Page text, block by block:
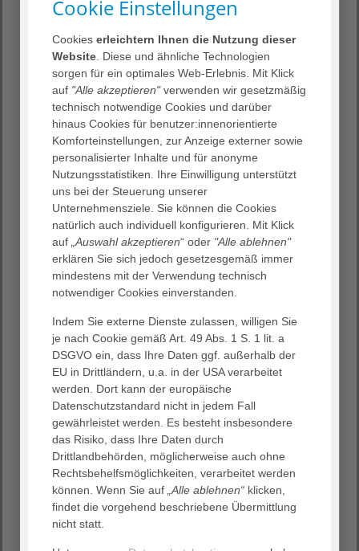
Pumpe).
Über welchen Bereich erstreckt sich in etwa das
Einzugsgebiet der Entbindungsstation? Wird es sich
voraussichtlich durch die Schließung der Geburtsklinik
Neu-Mariahilf in Göttingen und der Geburtsstation der
Helios-Klinik in Herzberg am Harz verändern?
Das Einzugsgebiet erstreckt sich über den gesamten
Landkreis/Stadt Göttingen, Witzenhausen, Duderstadt,
Hann. Münden und Northeim.
Wir erwarten einen Anstieg bei den Geburten und sind
auf diese veränderte Situation sehr gut vorbereitet.
Wie viele Geburten gibt es aktuell im Durchschnitt pro
Jahr in Neu-Betlehem?
Im Agaplesion Krankenhaus Neu Bethlehem gab es im
Jahr 2023: 1012 Geburten mit 1015 Babys -> 489 Knaben /
526 Mädchen (3 Zwillingsgeburten)
Vom 01.01.2024 bis 08.07.2024 gab es bis jetzt 509
Geburten mit 510 Babys -> 239 Knaben / 271 Mädchen (1
Zwillingsgeburt)
Gibt es in Neu-Betlehem die Möglichkeit für ein 24-
Stunden Rooming In nach der Entbindung?
24-Stunden-Rooming-in ist für uns selbstverständlich.
Zusätzlich gibt es sieben Familienzimmer in denen junge
Familien die ersten Lebenstage ihres Kindes gemeinsam
erleben können. Das heißt, der werdende Vater oder eine
Cookie Einstellungen
Cookieserleichtern Ihnen die Nutzung dieser
Website . Diese und ähnliche Technologien
sorgen für ein optimales Web-Erlebnis. Mit Klick
auf "Alle akzeptieren"verwenden wir gesetzmäßig
technisch notwendige Cookies und darüber
hinaus Cookies für benutzer:innenorientierte
Komforteinstellungen, zur Anzeige externer sowie
personalisierter Inhalte und für anonyme
Nutzungsstatistiken. Ihre Einwilligung unterstützt
uns bei der Steuerung unserer
Unternehmensziele. Sie können die Cookies
natürlich auch individuell konfigurieren. Mit Klick
auf „Auswahl akzeptieren“ oder "Alle ablehnen"
erklären Sie sich jedoch gesetzesgemäß immer
mindestens mit der Verwendung technisch
notwendiger Cookies einverstanden.
Indem Sie externe Dienste zulassen, willigen Sie
je nach Cookie gemäß Art. 49 Abs. 1 S. 1 lit. a
DSGVO ein, dass Ihre Daten ggf. außerhalb der
EU in Drittländern, u.a. in der USA verarbeitet
werden. Dort kann der europäische
Datenschutzstandard nicht in jedem Fall
gewährleistet werden. Es besteht insbesondere
das Risiko, dass Ihre Daten durch
Drittlandbehörden, möglicherweise auch ohne
Rechtsbehelfsmöglichkeiten, verarbeitet werden
können. Wenn Sie auf „Alle ablehnen“ klicken,
findet die vorgehend beschriebene Übermittlung
nicht statt.